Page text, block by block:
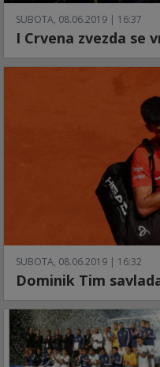
SUBOTA, 08.06.2019 | 16:37
I Crvena zvezda se
SUBOTA, 08.06.2019 | 16:32
Dominik Tim